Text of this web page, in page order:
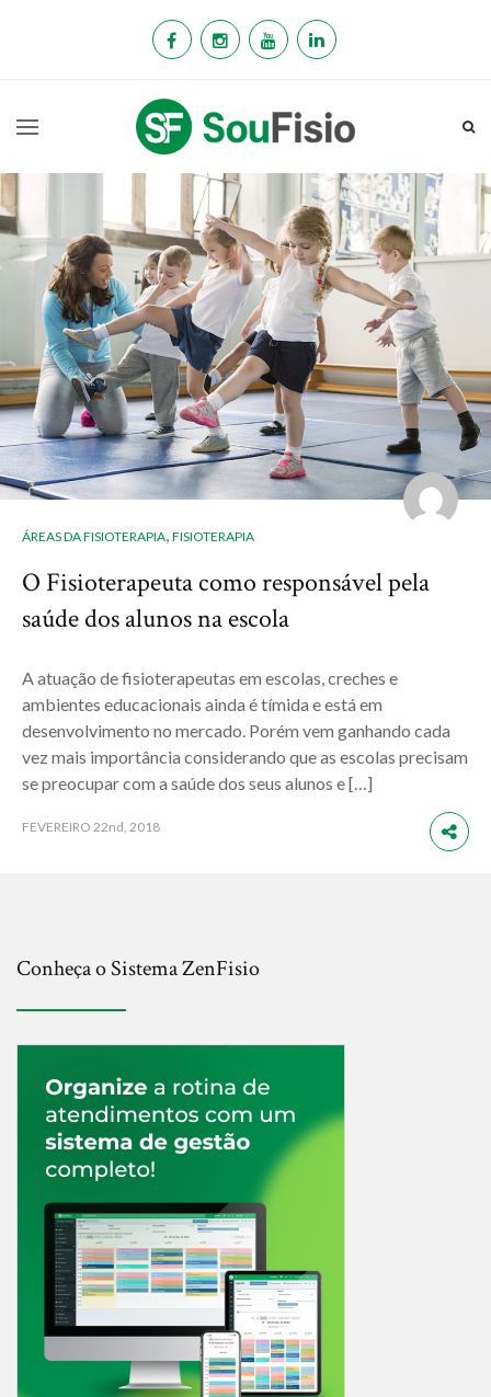
ÁREAS DA FISIOTERAPIA, FISIOTERAPIA
O Fisioterapeuta como responsável pela
saúde dos alunos na escola
A atuação de fisioterapeutas em escolas, creches e
ambientes educacionais ainda é tímida e está em
desenvolvimento no mercado. Porém vem ganhando cada
vez mais importância considerando que as escolas precisam
se preocupar com a saúde dos seus alunos e […]
FEVEREIRO 22nd, 2018
Conheça o Sistema ZenFisio